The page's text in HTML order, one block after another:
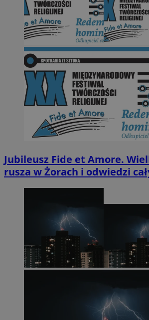
Jubileusz Fide et Amore.
rusza w Żorach i odwiedzi